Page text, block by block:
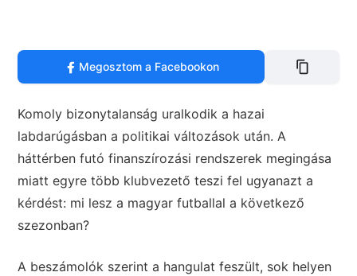
Megosztom a Facebookon
Komoly bizonytalanság uralkodik a hazai
labdarúgásban a politikai változások után. A
háttérben futó finanszírozási rendszerek megingása
miatt egyre több klubvezető teszi fel ugyanazt a
kérdést: mi lesz a magyar futballal a következő
szezonban?
A beszámolók szerint a hangulat feszült, sok helyen